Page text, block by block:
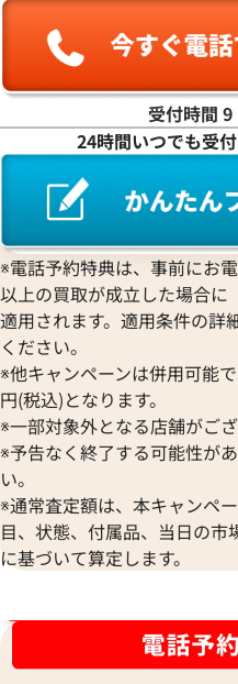
レザー Z刻印 シルバー金具
参考買取価格
57,000 円
2026年5月17日時点
受付時間
24時間いつでも受
※電話予約特典は、事前にお
以上の買取が成立した場合に
適用されます。適用条件の詳
ください。
※他キャンペーンは併用可能
円(税込)となります。
※一部対象外となる店舗がござ
※予告なく終了する可能性が
い。
※通常査定額は、本キャンペ
目、状態、付属品、当日の
に基づいて算定します。